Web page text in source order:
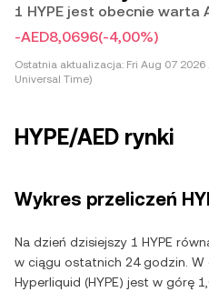
1 HYPE jest obecnie warta
-AED8,0696(-4,00%)
Ostatnia aktualizacja: Fri Aug 07
Universal Time)
HYPE/AED rynki
Wykres przeliczeń
Na dzień dzisiejszy 1 HYPE
w ciągu ostatnich 24 godzin.
Hyperliquid (HYPE) jest w górę